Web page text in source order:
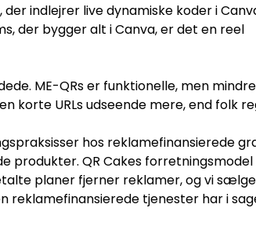
indlejrer live dynamiske koder i
der bygger alt i Canva, er det en reel
ME-QRs er funktionelle, men
korte URLs udseende mere, end folk
hos reklamefinansierede
QR Cakes forretningsmodel
planer fjerner reklamer, og vi
reklamefinansierede tjenester har i